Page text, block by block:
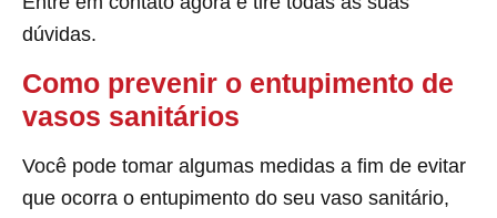
dúvidas.
Como prevenir o entupimento de
vasos sanitários
Você pode tomar algumas medidas a fim de evitar
que ocorra o entupimento do seu vaso sanitário,